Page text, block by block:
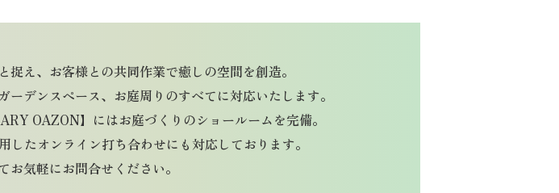
え、お客様との共同作業で癒しの空間を創造。
デンスペース、お庭周りのすべてに対応いたします。
OAZON】にはお庭づくりのショールームを完備。
たオンライン打ち合わせにも対応しております。
お気軽にお問合せください。